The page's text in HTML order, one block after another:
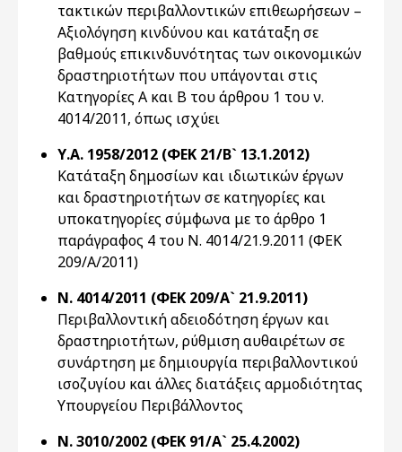
τακτικών περιβαλλοντικών επιθεωρήσεων –
Αξιολόγηση κινδύνου και κατάταξη σε
βαθμούς επικινδυνότητας των οικονομικών
δραστηριοτήτων που υπάγονται στις
Κατηγορίες Α και Β του άρθρου 1 του ν.
4014/2011, όπως ισχύει
Υ.Α. 1958/2012 (ΦΕΚ 21/Β` 13.1.2012)
Κατάταξη δημοσίων και ιδιωτικών έργων
και δραστηριοτήτων σε κατηγορίες και
υποκατηγορίες σύμφωνα με το άρθρο 1
παράγραφος 4 του Ν. 4014/21.9.2011 (ΦΕΚ
209/Α/2011)
Ν. 4014/2011 (ΦΕΚ 209/Α` 21.9.2011)
Περιβαλλοντική αδειοδότηση έργων και
δραστηριοτήτων, ρύθμιση αυθαιρέτων σε
συνάρτηση με δημιουργία περιβαλλοντικού
ισοζυγίου και άλλες διατάξεις αρμοδιότητας
Υπουργείου Περιβάλλοντος
Ν. 3010/2002 (ΦΕΚ 91/Α` 25.4.2002)